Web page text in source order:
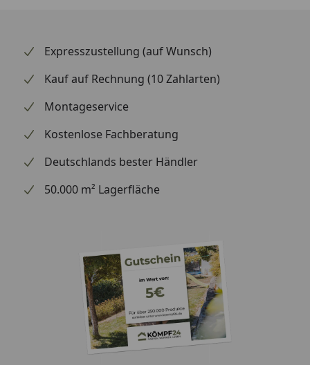
Expresszustellung (auf Wunsch)
Kauf auf Rechnung (10 Zahlarten)
Montageservice
Kostenlose Fachberatung
Deutschlands bester Händler
50.000 m² Lagerfläche